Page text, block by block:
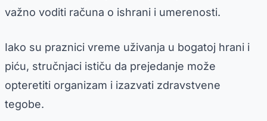
važno voditi računa o ishrani i umerenosti.
Iako su praznici vreme uživanja u bogatoj hrani i
piću, stručnjaci ističu da prejedanje može
opteretiti organizam i izazvati zdravstvene
tegobe.